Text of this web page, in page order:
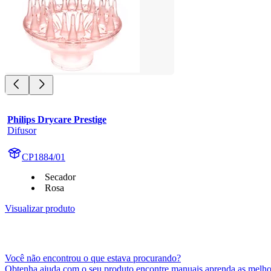
Philips Drycare Prestige
Difusor
CP1884/01
Secador
Rosa
Visualizar produto
Você não encontrou o que estava procurando?
Obtenha ajuda com o seu produto encontre manuais aprenda as